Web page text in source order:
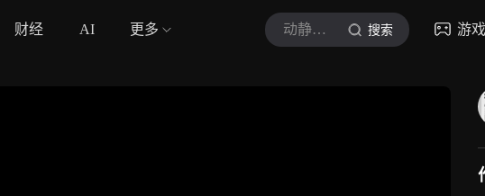
财经 AI 更多 动静贵州 搜索 游戏